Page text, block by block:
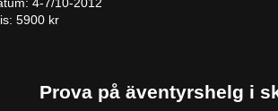
5900 kr
Prova på äventyrshelg i